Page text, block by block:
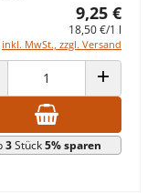
9,25 €
18,50 €/1 l
inkl. MwSt., zzgl. Versand
VERRINGERN ANZAHL
3Stück5% sparen